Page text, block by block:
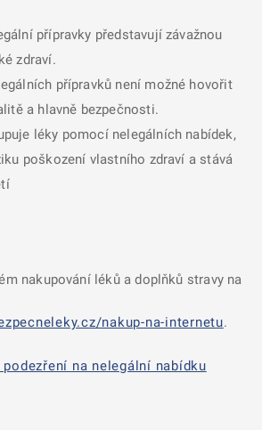
přípravky představují závažnou
zdraví.
přípravků není možné hovořit
a hlavně bezpečnosti.
léky pomocí nelegálních nabídek,
poškození vlastního zdraví a stává
nakupování léků a doplňků stravy na
nakup-na-internetu.
na nelegální nabídku